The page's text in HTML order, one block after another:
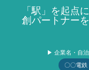
「駅」を起点
創パートナー
▶ 企業名・自
〇〇電鉄